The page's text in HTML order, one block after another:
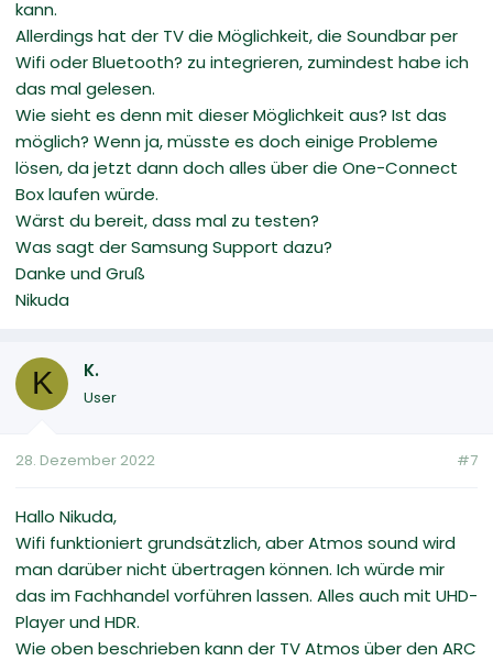
kann.
Allerdings hat der TV die Möglichkeit, die Soundbar per
Wifi oder Bluetooth? zu integrieren, zumindest habe ich
das mal gelesen.
Wie sieht es denn mit dieser Möglichkeit aus? Ist das
möglich? Wenn ja, müsste es doch einige Probleme
lösen, da jetzt dann doch alles über die One-Connect
Box laufen würde.
Wärst du bereit, dass mal zu testen?
Was sagt der Samsung Support dazu?
Danke und Gruß
Nikuda
K K.
User
28. Dezember 2022 #7
Hallo Nikuda,
Wifi funktioniert grundsätzlich, aber Atmos sound wird
man darüber nicht übertragen können. Ich würde mir
das im Fachhandel vorführen lassen. Alles auch mit UHD-
Player und HDR.
Wie oben beschrieben kann der TV Atmos über den ARC